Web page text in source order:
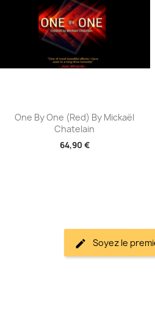
Aperçu rapide
One By One (Red) By Mickaël
Chatelain
64,90 €
Soyez le